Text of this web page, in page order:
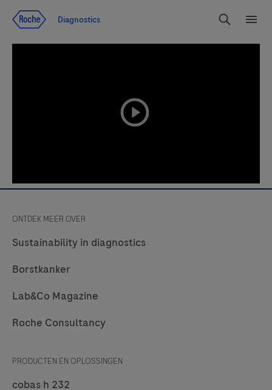
Diagnostics
Search
playicon
ONTDEK MEER OVER
Sustainability in diagnostics
Borstkanker
Lab&Co Magazine
Roche Consultancy
PRODUCTEN EN OPLOSSINGEN
cobas h 232